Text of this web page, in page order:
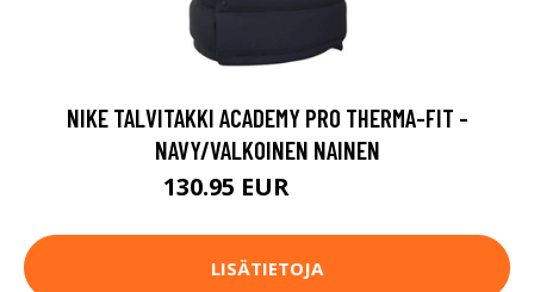
NIKE TALVITAKKI ACADEMY PRO THERMA-FIT -
NAVY/VALKOINEN NAINEN
130.95 EUR
LISÄTIETOJA